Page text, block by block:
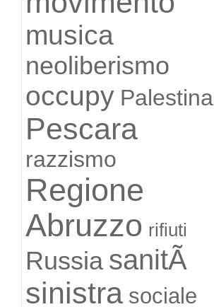
musica
neoliberismo
occupy Palestina
Pescara
razzismo
Regione
Abruzzo rifiuti
Russia sanitÃ
sinistra sociale